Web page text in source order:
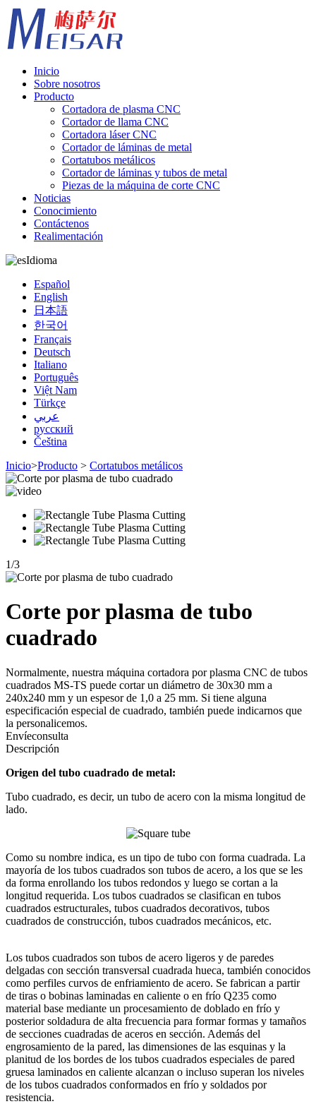
Inicio
Sobre nosotros
Producto
Cortadora de plasma CNC
Cortador de llama CNC
Cortadora láser CNC
Cortador de láminas de metal
Cortatubos metálicos
Cortador de láminas y tubos de metal
Piezas de la máquina de corte CNC
Noticias
Conocimiento
Contáctenos
Realimentación
Idioma
Español
English
日本語
한국어
Français
Deutsch
Italiano
Português
Việt Nam
Türkçe
عربي
русский
Čeština
Inicio>Producto > Cortatubos metálicos
1/3
Corte por plasma de tubo
cuadrado
Normalmente, nuestra máquina cortadora por plasma CNC de tubos
cuadrados MS-TS puede cortar un diámetro de 30x30 mm a
240x240 mm y un espesor de 1,0 a 25 mm. Si tiene alguna
especificación especial de cuadrado, también puede indicarnos que
la personalicemos.
Envíeconsulta
Descripción
Origen del tubo cuadrado de metal:
Tubo cuadrado, es decir, un tubo de acero con la misma longitud de
lado.
Como su nombre indica, es un tipo de tubo con forma cuadrada. La
mayoría de los tubos cuadrados son tubos de acero, a los que se les
da forma enrollando los tubos redondos y luego se cortan a la
longitud requerida. Los tubos cuadrados se clasifican en tubos
cuadrados estructurales, tubos cuadrados decorativos, tubos
cuadrados de construcción, tubos cuadrados mecánicos, etc.
Los tubos cuadrados son tubos de acero ligeros y de paredes
delgadas con sección transversal cuadrada hueca, también conocidos
como perfiles curvos de enfriamiento de acero. Se fabrican a partir
de tiras o bobinas laminadas en caliente o en frío Q235 como
material base mediante un procesamiento de doblado en frío y
posterior soldadura de alta frecuencia para formar formas y tamaños
de secciones cuadradas de aceros en sección. Además del
engrosamiento de la pared, las dimensiones de las esquinas y la
planitud de los bordes de los tubos cuadrados especiales de pared
gruesa laminados en caliente alcanzan o incluso superan los niveles
de los tubos cuadrados conformados en frío y soldados por
resistencia.